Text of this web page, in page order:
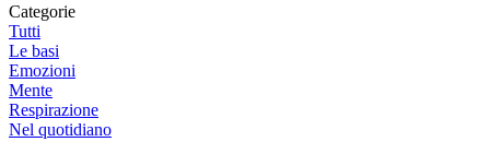
Categorie
Tutti
Le basi
Emozioni
Mente
Respirazione
Nel quotidiano